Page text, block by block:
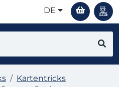
DE
Kartentricks